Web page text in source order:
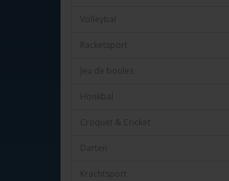
Volleybal
Racketsport
Jeu de boules
Honkbal
Croquet & Cricket
Darten
Krachtsport